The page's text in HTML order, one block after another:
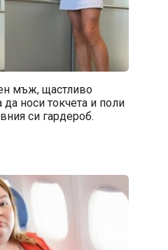
мъж, щастливо
носи токчета и поли
си гардероб.